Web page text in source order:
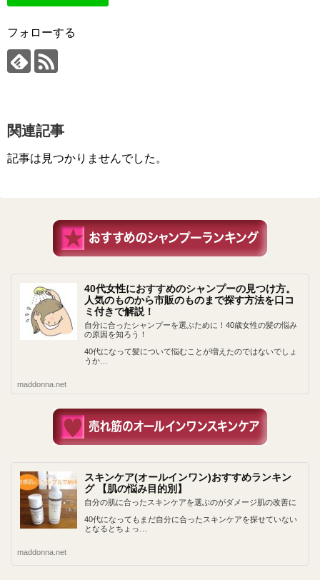
フォローする
関連記事
記事は見つかりませんでした。
40代女性におすすめのシャンプーの見つけ方。
人気のものから市販のものまで探す方法を口コ
ミ付きで解説！
自分に合ったシャンプーを選ぶために！40歳女性の髪の悩み
の原因を知ろう！
40代になって髪について悩むことが増えたのではないでしょ
うか…
maddonna.net
スキンケア(オールインワン)おすすめランキン
グ 【肌の悩み目的別】
自分の肌に合ったスキンケアを選ぶのがダメージ肌の改善に
40代になってもまだ自分に合ったスキンケアを探せていない
となるとちょっ…
maddonna.net